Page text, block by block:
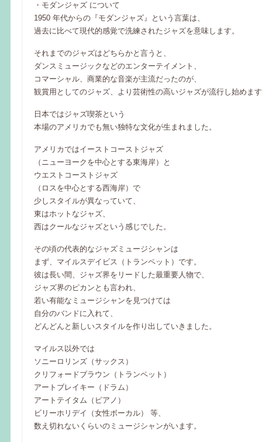
・モダンジャズ について
1950 年代からの『モダンジャズ』という言葉は、
過去に比べて現代的感覚で洗練されたジャズを意味します。
それまでのジャズはどちらかと言うと、
ダンスミュージックなどのエンターテイメント、
コマーシャル、商業的な音楽が主流だったのが、
観賞用としてのジャズ、より芸術性の高いジャズが流行し始めま
日本ではジャズ喫茶という
本場のアメリカでも無い独特な文化が生まれました。
アメリカではイーストコーストジャズ
（ニューヨークを中心とする東海岸）と
ウエストコーストジャズ
（ロスを中心とする西海岸）で
少しスタイルが異なっていて、
東はホットなジャズ、
西はクールなジャズという感じでした。
その頃の代表的なジャズミュージシャンは
まず、マイルスデイビス（トランペット）です。
彼は長い間、ジャズ界をリードした最重要人物で、
ジャズ界のピカンとも言われ、
若い有能なミュージシャンを見つけては
自分のバンドに入れて、
どんどんと新しいスタイルを作り出していきました。
マイルス以外では
ソニーロリンズ（サックス）
クリフォードブラウン（トランペット）
アートブレイキー（ドラム）
アートテイタム（ピアノ）
ビリーホリデイ（女性ボーカル） 等、
数え切れないくらいのミュージシャンがいます。